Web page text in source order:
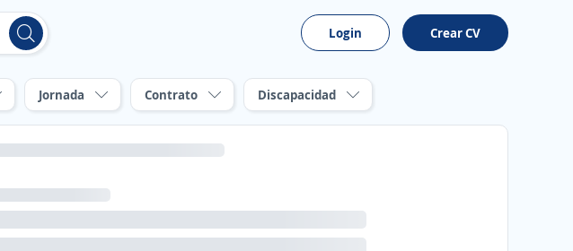
Login Crear CV
Jornada Contrato Discapacidad